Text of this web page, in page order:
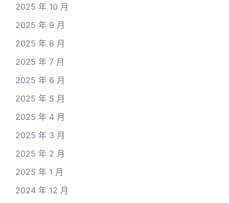
2025 年 10 月
2025 年 9 月
2025 年 8 月
2025 年 7 月
2025 年 6 月
2025 年 5 月
2025 年 4 月
2025 年 3 月
2025 年 2 月
2025 年 1 月
2024 年 12 月